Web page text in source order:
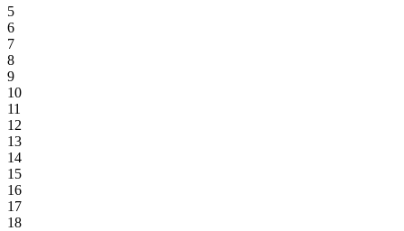
5
6
7
8
9
10
11
12
13
14
15
16
17
18